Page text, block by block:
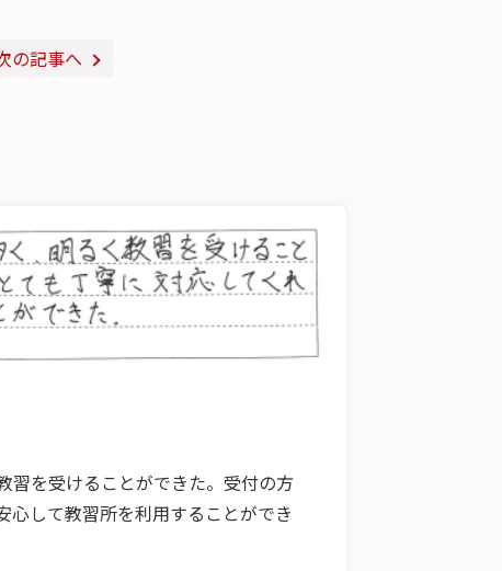
の記事へ
習を受けることができた。受付の方
心して教習所を利用することができ